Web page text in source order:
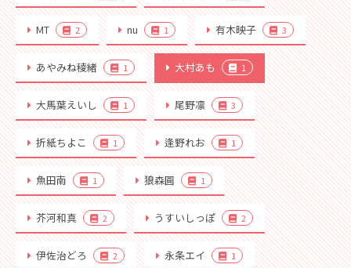
MT 2 nu 1 有木映子 3
あやみね稜緒 1 大村あも 1
大馬葉えいし 1 尾野凛 3
折紙ちよこ 1 逢野れお 1
魚田南 1 狼森圓 1
芥河和真 2 うすいしっぽ 2
伊佐治どろ 2 永条エイ 1